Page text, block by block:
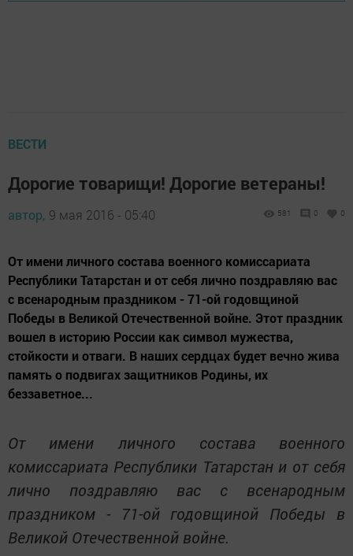
ВЕСТИ
Дорогие товарищи! Дорогие ветераны!
автор, 9 мая 2016 - 05:40 581 0 0
От имени личного состава военного комиссариата
Республики Татарстан и от себя лично поздравляю вас
с всенародным праздником - 71-ой годовщиной
Победы в Великой Отечественной войне. Этот праздник
вошел в историю России как символ мужества,
стойкости и отваги. В наших сердцах будет вечно жива
память о подвигах защитников Родины, их
беззаветное...
От имени личного состава военного
комиссариата Республики Татарстан и от себя
лично поздравляю вас с всенародным
праздником - 71-ой годовщиной Победы в
Великой Отечественной войне.